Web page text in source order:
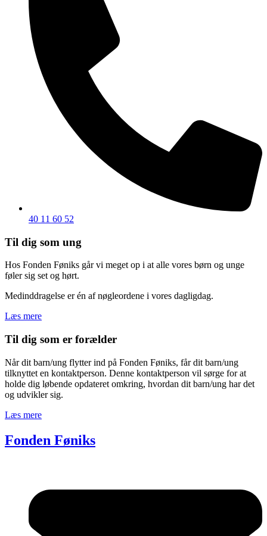
40 11 60 52
Til dig som ung
Hos Fonden Føniks går vi meget op i at alle vores børn og unge
føler sig set og hørt.
Medinddragelse er én af nøgleordene i vores dagligdag.
Læs mere
Til dig som er forælder
Når dit barn/ung flytter ind på Fonden Føniks, får dit barn/ung
tilknyttet en kontaktperson. Denne kontaktperson vil sørge for at
holde dig løbende opdateret omkring, hvordan dit barn/ung har det
og udvikler sig.
Læs mere
Fonden Føniks